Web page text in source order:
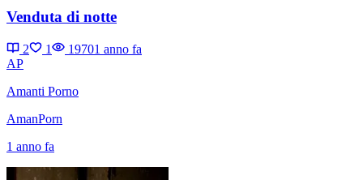
Venduta di notte
2 1 19701 anno fa
AP
Amanti Porno
AmanPorn
1 anno fa